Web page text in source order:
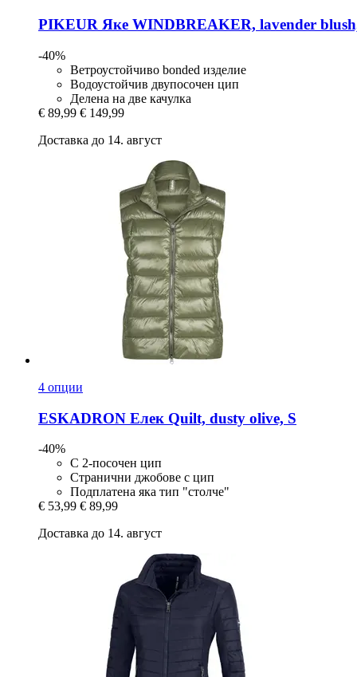
PIKEUR Яке WINDBREAKER, lavender
-40%
Ветроустойчиво bonded изделие
Водоустойчив двупосочен цип
Делена на две качулка
€ 89,99 € 149,99
Доставка до 14. август
4 опции
ESKADRON Елек Quilt, dusty olive, S
-40%
С 2-посочен цип
Странични джобове с цип
Подплатена яка тип "столче"
€ 53,99 € 89,99
Доставка до 14. август